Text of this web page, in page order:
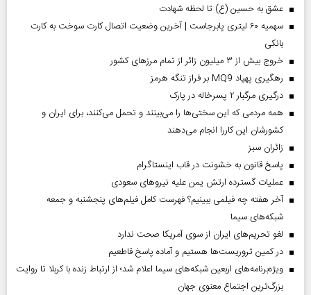
عشق به حسین (ع) تا لحظه شهادت
سهمیه ۶۰ لیتری پابرجاست | آخرین وضعیت اتصال کارت سوخت به کارت
بانکی
خروج بیش از ۳ میلیون زائر از تمام مرز‌های کشور
رهگیری پهپاد MQ9 بر فراز تنگه هرمز
درگیری مرگبار ۲ پسرخاله در پارک
همه مردمی که این سختی‌ها را می‌بینند و تحمل می‌کنند، برای ایران و
کشورشان این کاررا انجام می‌دهند
‌زائران سبز
پاسخ قانون به خشونت در قاب اینستاگرام
عملیات گسترده ارتش یمن علیه نیروهای سعودی
آخر هفته چه فیلمی ببینیم؟ فهرست کامل فیلم‌های پنجشنبه و جمعه
شبکه‌های سیما
لغو تحریم‌های ایران از سوی آمریکا صحت ندارد
در کمین تروریست‌ها هستیم و آماده پاسخ قاطعیم
ویژه‌برنامه‌های اربعین شبکه‌های سیما اعلام شد؛ از ارتباط زنده با کربلا تا روایت
بزرگ‌ترین اجتماع معنوی جهان